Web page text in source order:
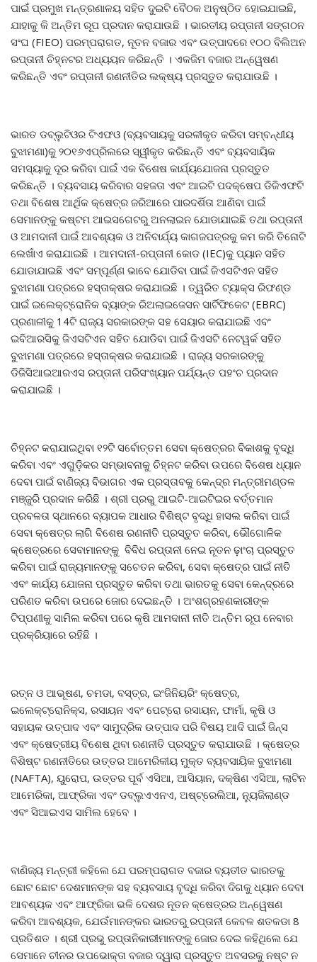
ପାଇଁ ପ୍ରମୁଖ ମନ୍ତ୍ରଣାଳୟ ସହିତ ଦୁଇଟି ବୈଠକ ଅନୁଷ୍ଠିତ ହୋଇଯାଇଛି,
ଯାହାକୁ କି ଅନ୍ତିମ ରୂପ ପ୍ରଦାନ କରାଯାଉଛି । ଭାରତୀୟ ରପ୍ତାନୀ ସଙ୍ଗଠନ
ସଂଘ (FIEO) ପରମ୍ପରାଗତ, ନୂତନ ବଜାର ଏବଂ ଉତ୍ପାଦରେ ୧୦୦ ବିଲିଅନ
ରପ୍ତାନୀ ଚିହ୍ନଟର ଅଧ୍ୟୟନ କରିଛନ୍ତି । ଏକଜିମ ବଜାର ଅନ୍ୱେଷଣ
କରିଛନ୍ତି ଏବଂ ରପ୍ତାନୀ ରଣନୀତିର ଲକ୍ଷ୍ୟ ପ୍ରସ୍ତୁତ କରାଯାଉଛି ।
ଭାରତ ଡବ୍ଲୁଟିଓର ଟିଏଫଓ (ବ୍ୟବସାୟକୁ ସରଳୀକୃତ କରିବା ସମ୍ବନ୍ଧୀୟ
ବୁଝାମଣା)କୁ ୨୦୧୬ଏପ୍ରିଲରେ ସ୍ୱୀକୃତ କରିଛନ୍ତି ଏବଂ ବ୍ୟବସାୟିକ
ସମସ୍ୟାକୁ ଦୂର କରିବା ପାଇଁ ଏକ ବିଶେଷ କାର୍ଯ୍ୟଯୋଜନା ପ୍ରସ୍ତୁତ
କରିଛନ୍ତି । ବ୍ୟବସାୟ କରିବାର ସହଜତା ଏବଂ ଆଇଟି ପଦକ୍ଷେପ ଡିଜିଏଫଟି
ତଥା ବିଶେଷ ଆର୍ଥିକ କ୍ଷେତ୍ର ଜରିଆରେ ପାରଦର୍ଶିତା ଆଣିବା ପାଇଁ
ସେମାନଙ୍କୁ କଷ୍ଟମ ଆଇସଗେଟରୁ ଅନଲାଇନ ଯୋଡାଯାଇଛି ତଥା ରପ୍ତାନୀ
ଓ ଆମଦାନୀ ପାଇଁ ଆବଶ୍ୟକ ଓ ଅନିବାର୍ଯ୍ୟ କାଗଜପତ୍ରକୁ କମ କରି ତିନୋଟି
ଲେଖାଁଏ କରାଯାଇଛି । ଆମଦାନୀ-ରପ୍ତାନୀ କୋଡ (IEC)କୁ ପ୍ୟାନ ସହିତ
ଯୋଡାଯାଇଛି ଏବଂ ସମ୍ପୂର୍ଣ୍ଣ ଭାବେ ଯୋଡିବା ପାଇଁ ଜିଏସଟିଏନ ସହିତ
ବୁଝାମଣା ପତ୍ରରେ ହସ୍ତାକ୍ଷର କରାଯାଇଛି । ତ୍ୱରିତ ଟ୍ୟାକ୍ସ ରିଫଣ୍ଡ
ପାଇଁ ଇଲେକ୍ଟ୍ରୋନିକ ବ୍ୟାଙ୍କ ରିଅଲାଇଜେସନ ସାର୍ଟିଫିକେଟ (EBRC)
ପ୍ରଣାଳୀକୁ 14ଟି ରାଜ୍ୟ ସରକାରଙ୍କ ସହ ସେୟାର କରାଯାଇଛି ଏବଂ
ଇବିଆରସିକୁ ଜିଏସଟିଏନ ସହିତ ଯୋଡିବା ପାଇଁ ଜିଏସଟି ନେଟୱର୍କ ସହିତ
ବୁଝାମଣା ପତ୍ରରେ ହସ୍ତାକ୍ଷର କରାଯାଇଛି । ରାଜ୍ୟ ସରକାରଙ୍କୁ
ଡିଜିସିଆଇଆରଏସ ରପ୍ତାନୀ ପରିସଂଖ୍ୟାନ ପର୍ଯ୍ୟନ୍ତ ପହଂଚ ପ୍ରଦାନ
କରାଯାଇଛି ।
ଚିହ୍ନଟ କରାଯାଇଥିବା ୧୨ଟି ସର୍ବୋତ୍ତମ ସେବା କ୍ଷେତ୍ରର ବିକାଶକୁ ବୃଦ୍ଧି
କରିବା ଏବଂ ଏଗୁଡ଼ିକର ସମ୍ଭାବନାକୁ ଚିହ୍ନଟ କରିବା ଉପରେ ବିଶେଷ ଧ୍ୟାନ
ଦେବା ପାଇଁ ବାଣିଜ୍ୟ ବିଭାଗର ଏକ ପ୍ରସ୍ତାବକୁ କେନ୍ଦ୍ର ମନ୍ତ୍ରୀମଣ୍ଡଳ
ମଞ୍ଜୁରି ପ୍ରଦାନ କରିଛି । ଶ୍ରୀ ପ୍ରଭୁ ଆଇଟି-ଆଇଟିଇର ବର୍ତ୍ତମାନ
ପ୍ରବଳତା ସ୍ଥାନରେ ବ୍ୟାପକ ଆଧାର ବିଶିଷ୍ଟ ବୃଦ୍ଧି ହାସଲ କରିବା ପାଇଁ
ସେବା କ୍ଷେତ୍ର ଲାଗି ବିଶେଷ ରଣନୀତି ପ୍ରସ୍ତୁତ କରିବା, ଭୌଗୋଳିକ
କ୍ଷେତ୍ରରେ ସେବାମାନଙ୍କୁ ବିବିଧ ରପ୍ତାନୀ ନେଇ ନୂତନ ଢ଼ାଂଚା ପ୍ରସ୍ତୁତ
କରିବା ପାଇଁ ରାଜ୍ୟମାନଙ୍କୁ ସଚେତନ କରିବା, ସେବା କ୍ଷେତ୍ର ପାଇଁ ନୀତି
ଏବଂ କାର୍ଯ୍ୟ ଯୋଜନା ପ୍ରସ୍ତୁତ କରିବା ତଥା ଭାରତକୁ ସେବା କେନ୍ଦ୍ରରେ
ପରିଣତ କରିବା ଉପରେ ଜୋର ଦେଇଛନ୍ତି । ଅଂଶଗ୍ରହଣକାରୀଙ୍କ
ଟିପ୍ପଣୀକୁ ସାମିଲ କରିବା ପରେ କୃଷି ଆମଦାନୀ ନୀତି ଅନ୍ତିମ ରୂପ ନେବାର
ପ୍ରକ୍ରିୟାରେ ରହିଛି ।
ରତ୍ନ ଓ ଆଭୂଷଣ, ଚମଡା, ବସ୍ତ୍ର, ଇଂଜିନିୟରିଂ କ୍ଷେତ୍ର,
ଇଲେକ୍ଟ୍ରୋନିକ୍ସ, ରସାୟନ ଏବଂ ପେଟ୍ରୋ ରସାୟନ, ଫାର୍ମା, କୃଷି ଓ
ସହାୟକ ଉତ୍ପାଦ ଏବଂ ସାମୁଦ୍ରିକ ଉତ୍ପାଦ ପରି ବିଷୟ ଆଦି ପାଇଁ ଜିନ୍ସ
ଏବଂ କ୍ଷେତ୍ରୀୟ ବିଶେଷ ଥିବା ରଣନୀତି ପ୍ରସ୍ତୁତ କରାଯାଉଛି । କ୍ଷେତ୍ର
ବିଶିଷ୍ଟ ରଣନୀତିରେ ଉତ୍ତର ଆମେରିକୀୟ ମୁକ୍ତ ବ୍ୟବସାୟିକ ବୁଝାମଣା
(NAFTA), ୟୁରୋପ, ଉତ୍ତର ପୂର୍ବ ଏସିଆ, ଆସିୟାନ, ଦକ୍ଷିଣ ଏସିଆ, ଲାଟିନ
ଆମେରିକା, ଆଫ୍ରିକା ଏବଂ ଡବ୍ଲୁଏଏନଏ, ଅଷ୍ଟ୍ରେଲିଆ, ନ୍ୟୁଜିଲାଣ୍ଡ
ଏବଂ ସିଆଇଏସ ସାମିଲ ହେବେ ।
ବାଣିଜ୍ୟ ମନ୍ତ୍ରୀ କହିଲେ ଯେ ପରମ୍ପରାଗତ ବଜାର ବ୍ୟତୀତ ଭାରତକୁ
ଛୋଟ ଛୋଟ ଦେଶମାନଙ୍କ ସହ ବ୍ୟବସାୟ ବୃଦ୍ଧି କରିବା ଦିଗକୁ ଧ୍ୟାନ ଦେବା
ଆବଶ୍ୟକ ଏବଂ ଆଫ୍ରିକା ଭଳି ଦେଶର ନୂତନ କ୍ଷେତ୍ରର ଅନ୍ୱେଷଣ
କରିବା ଆବଶ୍ୟକ, ଯେଉଁମାନଙ୍କର ଭାରତରୁ ରପ୍ତାନୀ କେବଳ ଶତକଡା 8
ପ୍ରତିଶତ । ଶ୍ରୀ ପ୍ରଭୁ ରପ୍ତାନିକାରୀମାନଙ୍କୁ ଜୋର ଦେଇ କହିଥିଲେ ଯେ
ସେମାନେ ଚୀନର ଉପଭୋକ୍ତା ବଜାର ଦ୍ୱାରା ପ୍ରସ୍ତୁତ ଅବସରକୁ ନଷ୍ଟ ନ